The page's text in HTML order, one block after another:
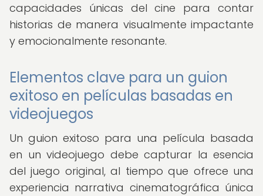
capacidades únicas del cine para contar
historias de manera visualmente impactante
y emocionalmente resonante.
Elementos clave para un guion
exitoso en películas basadas en
videojuegos
Un guion exitoso para una película basada
en un videojuego debe capturar la esencia
del juego original, al tiempo que ofrece una
experiencia narrativa cinematográfica única